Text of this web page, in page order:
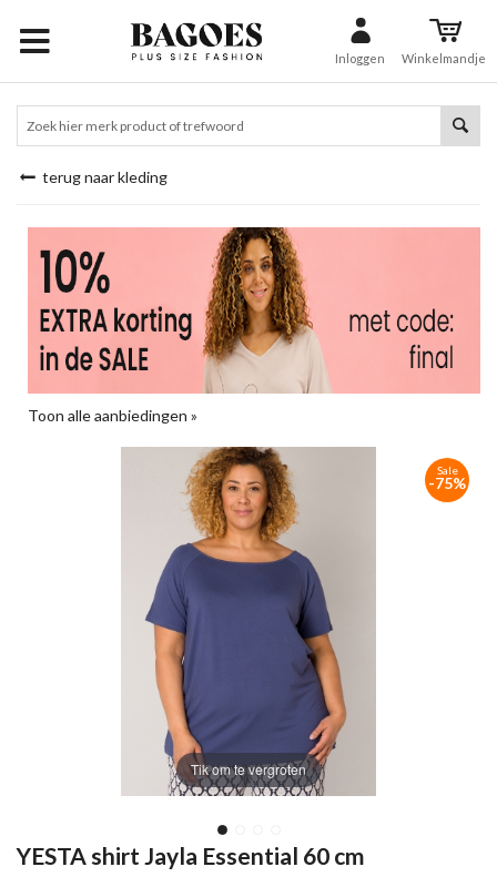
Inloggen Winkelmandje
terug naar kleding
Toon alle aanbiedingen »
Tik om te vergroten
Sale
-75%
YESTA shirt Jayla Essential 60 cm